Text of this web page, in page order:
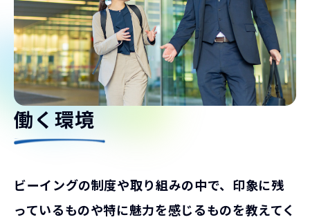
働く環境
ビーイングの制度や取り組みの中で、印象に残
っているものや特に魅力を感じるものを教えてく